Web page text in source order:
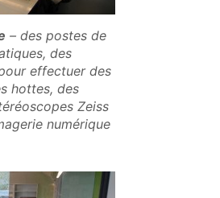
– des postes de
des
effectuer des
hottes, des
Zeiss
numérique